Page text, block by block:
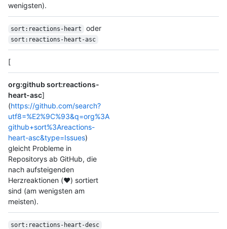
wenigsten).
sort:reactions-heart oder
sort:reactions-heart-asc
[
org:github sort:reactions-
heart-asc]
(https://github.com/search?
utf8=%E2%9C%93&q=org%3A
github+sort%3Areactions-
heart-asc&type=Issues)
gleicht Probleme in
Repositorys ab GitHub, die
nach aufsteigenden
Herzreaktionen (❤️) sortiert
sind (am wenigsten am
meisten).
sort:reactions-heart-desc